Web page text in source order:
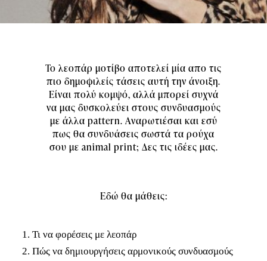
Το λεοπάρ μοτίβο αποτελεί μία απο τις
πιο δημοφιλείς τάσεις αυτή την άνοιξη.
Είναι πολύ κομψό, αλλά μπορεί συχνά
να μας δυσκολεύει στους συνδυασμούς
με άλλα pattern. Αναρωτιέσαι και εσύ
πως θα συνδυάσεις σωστά τα ρούχα
σου με animal print; Δες τις ιδέες μας.
Εδώ θα μάθεις:
Τι να φορέσεις με λεοπάρ
Πώς να δημιουργήσεις αρμονικούς συνδυασμούς